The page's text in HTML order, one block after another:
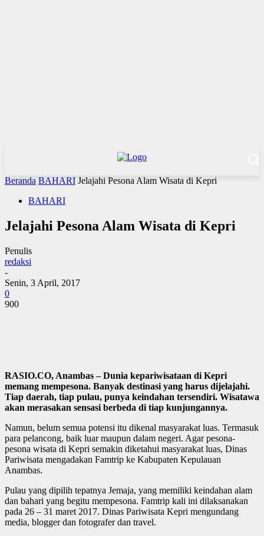
Beranda BAHARI Jelajahi Pesona Alam Wisata di Kepri
BAHARI
Jelajahi Pesona Alam Wisata di Kepri
Penulis
redaksi
-
Senin, 3 April, 2017
0
900
RASIO.CO, Anambas – Dunia kepariwisataan di Kepri
memang mempesona. Banyak destinasi yang harus dijelajahi.
Tiap daerah, tiap pulau, punya keindahan tersendiri. Wisatawa
akan merasakan sensasi berbeda di tiap kunjungannya.
Namun, belum semua potensi itu dikenal masyarakat luas. Termasuk
para pelancong, baik luar maupun dalam negeri. Agar pesona-
pesona wisata di Kepri semakin diketahui masyarakat luas, Dinas
Pariwisata mengadakan Famtrip ke Kabupaten Kepulauan
Anambas.
Pulau yang dipilih tepatnya Jemaja, yang memiliki keindahan alam
dan bahari yang begitu mempesona. Famtrip kali ini dilaksanakan
pada 26 – 31 maret 2017. Dinas Pariwisata Kepri mengundang
media, blogger dan fotografer dan travel.